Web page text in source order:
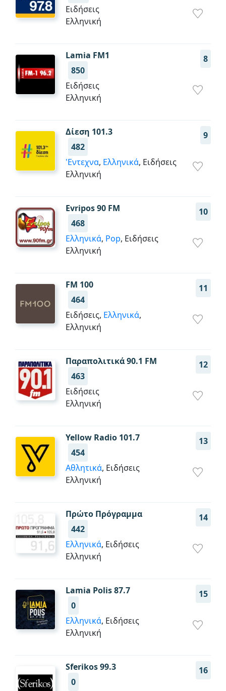
Ειδήσεις
Ελληνική
Lamia FM1
8
850
Ειδήσεις
Ελληνική
Δίεση 101.3
9
482
'Εντεχνα, Ελληνικά, Ειδήσεις
Ελληνική
Evripos 90 FM
10
468
Ελληνικά, Pop, Ειδήσεις
Ελληνική
FM 100
11
464
Ειδήσεις, Ελληνικά,
Ελληνική
Παραπολιτικά 90.1 FM
12
463
Ειδήσεις
Ελληνική
Yellow Radio 101.7
13
454
Αθλητικά, Ειδήσεις
Ελληνική
Πρώτο Πρόγραμμα
14
442
Ελληνικά, Ειδήσεις
Ελληνική
Lamia Polis 87.7
15
0
Ελληνικά, Ειδήσεις
Ελληνική
Sferikos 99.3
16
0